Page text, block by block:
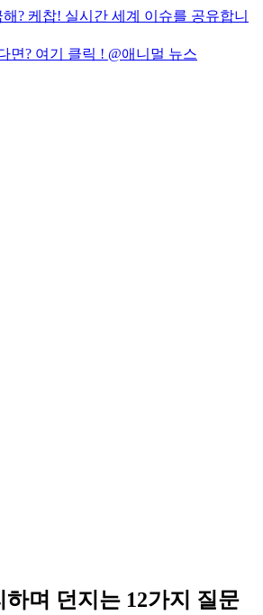
? 케찹! 실시간 세계 이슈를 공유합니
면? 여기 클릭 ! @애니멀 뉴스
하며 던지는 12가지 질문